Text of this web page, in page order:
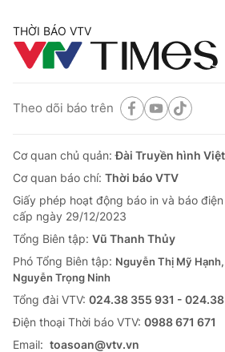
THỜI BÁO VTV
Theo dõi báo trên
Cơ quan chủ quản:Đài Truyền hình
Cơ quan báo chí: Thời báo VTV
Giấy phép hoạt động báo in và báo
cấp ngày 29/12/2023
Tổng Biên tập: Vũ Thanh Thủy
Phó Tổng Biên tập: Nguyễn Thị Mỹ
Nguyễn Trọng Ninh
Tổng đài VTV: 024.38 355 931 -
Ðiện thoại Thời báo VTV: 0988 671 671
Email: toasoan@vtv.vn